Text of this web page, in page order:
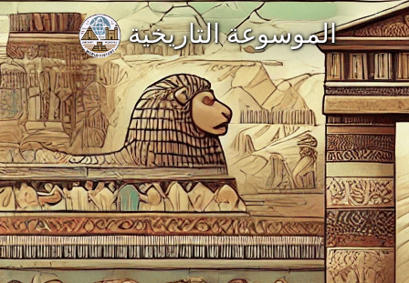
الموسوعة التاريخية